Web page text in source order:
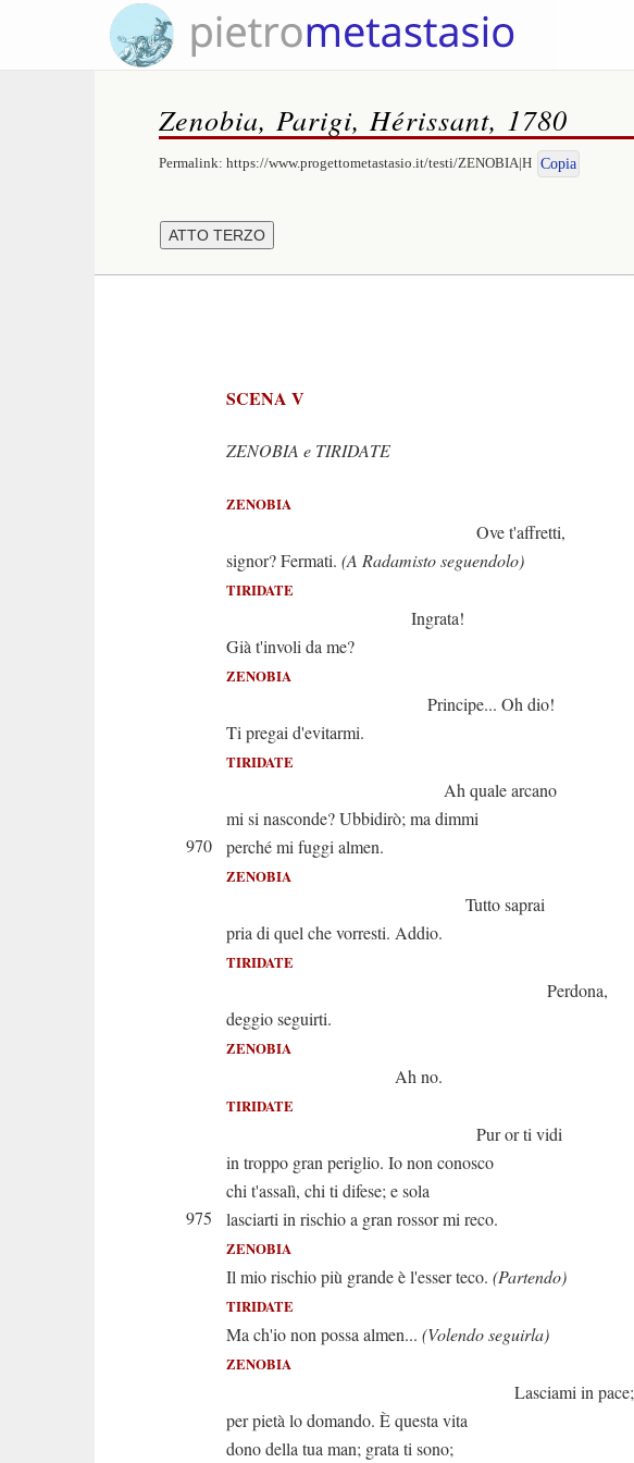
Zenobia, Parigi, Hérissant, 1780
Permalink: https://www.progettometastasio.it/testi/ZENOBIA|H Copia
SCENA V
ZENOBIA e TIRIDATE
ZENOBIA
Ove t'affretti,
signor? Fermati. (A Radamisto seguendolo)
TIRIDATE
Ingrata!
Già t'involi da me?
ZENOBIA
Principe... Oh dio!
Ti pregai d'evitarmi.
TIRIDATE
Ah quale arcano
mi si nasconde? Ubbidirò; ma dimmi
970
perché mi fuggi almen.
ZENOBIA
Tutto saprai
pria di quel che vorresti. Addio.
TIRIDATE
Perdona,
deggio seguirti.
ZENOBIA
Ah no.
TIRIDATE
Pur or ti vidi
in troppo gran periglio. Io non conosco
chi t'assalì, chi ti difese; e sola
975
lasciarti in rischio a gran rossor mi reco.
ZENOBIA
Il mio rischio più grande è l'esser teco. (Partendo)
TIRIDATE
Ma ch'io non possa almen... (Volendo seguirla)
ZENOBIA
Lasciami in pace;
per pietà lo domando. È questa vita
dono della tua man; grata ti sono;